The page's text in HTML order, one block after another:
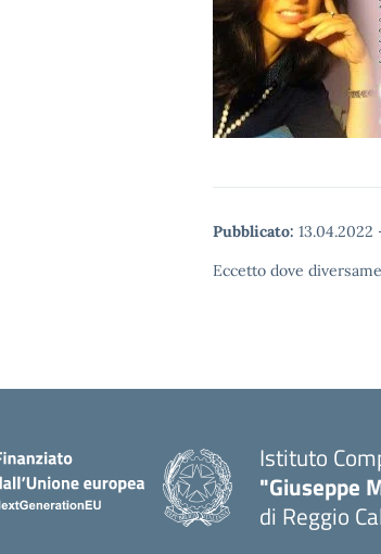
Pubblicato: 13.04.2022
Eccetto dove
Istituto
"Giuseppe
di Reggio